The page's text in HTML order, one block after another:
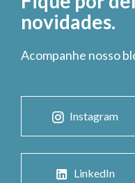
novidades.
Acompanhe nosso
Instagram
LinkedIn